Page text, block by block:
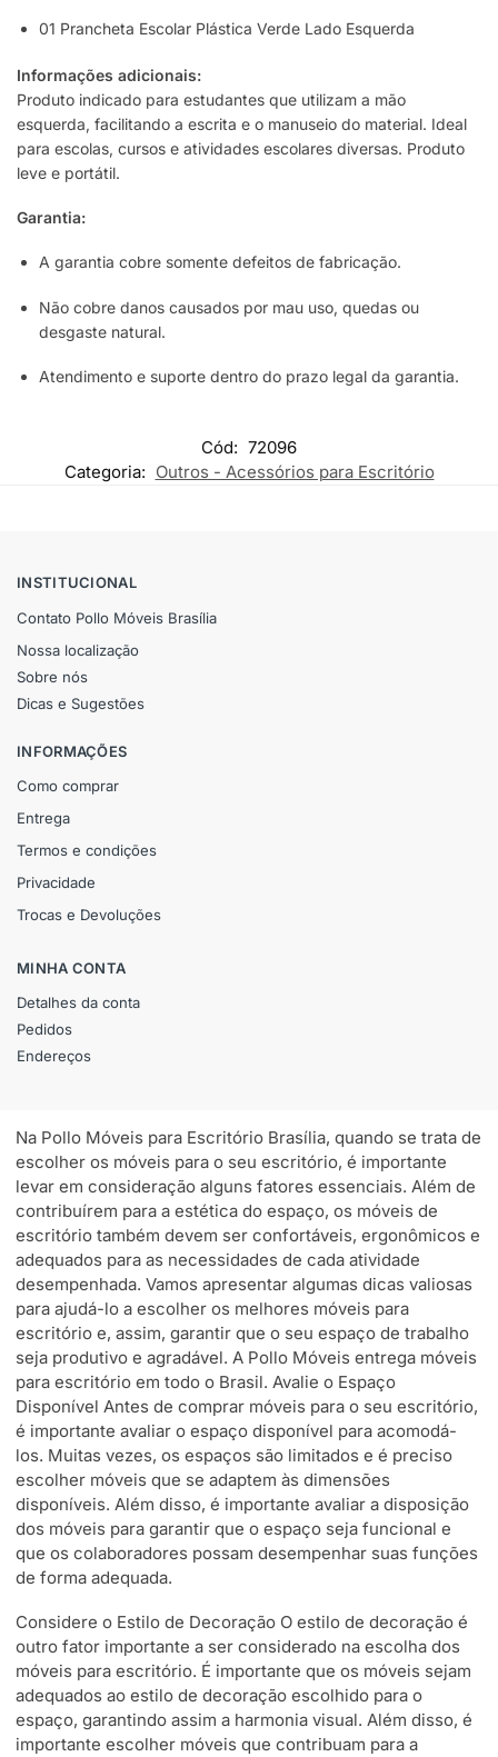
01 Prancheta Escolar Plástica Verde Lado Esquerda
Informações adicionais:
Produto indicado para estudantes que utilizam a mão
esquerda, facilitando a escrita e o manuseio do material. Ideal
para escolas, cursos e atividades escolares diversas. Produto
leve e portátil.
Garantia:
A garantia cobre somente defeitos de fabricação.
Não cobre danos causados por mau uso, quedas ou
desgaste natural.
Atendimento e suporte dentro do prazo legal da garantia.
Cód: 72096
Categoria: Outros - Acessórios para Escritório
INSTITUCIONAL
Contato Pollo Móveis Brasília
Nossa localização
Sobre nós
Dicas e Sugestões
INFORMAÇÕES
Como comprar
Entrega
Termos e condições
Privacidade
Trocas e Devoluções
MINHA CONTA
Detalhes da conta
Pedidos
Endereços
Na Pollo Móveis para Escritório Brasília, quando se trata de
escolher os móveis para o seu escritório, é importante
levar em consideração alguns fatores essenciais. Além de
contribuírem para a estética do espaço, os móveis de
escritório também devem ser confortáveis, ergonômicos e
adequados para as necessidades de cada atividade
desempenhada. Vamos apresentar algumas dicas valiosas
para ajudá-lo a escolher os melhores móveis para
escritório e, assim, garantir que o seu espaço de trabalho
seja produtivo e agradável. A Pollo Móveis entrega móveis
para escritório em todo o Brasil. Avalie o Espaço
Disponível Antes de comprar móveis para o seu escritório,
é importante avaliar o espaço disponível para acomodá-
los. Muitas vezes, os espaços são limitados e é preciso
escolher móveis que se adaptem às dimensões
disponíveis. Além disso, é importante avaliar a disposição
dos móveis para garantir que o espaço seja funcional e
que os colaboradores possam desempenhar suas funções
de forma adequada.
Considere o Estilo de Decoração O estilo de decoração é
outro fator importante a ser considerado na escolha dos
móveis para escritório. É importante que os móveis sejam
adequados ao estilo de decoração escolhido para o
espaço, garantindo assim a harmonia visual. Além disso, é
importante escolher móveis que contribuam para a